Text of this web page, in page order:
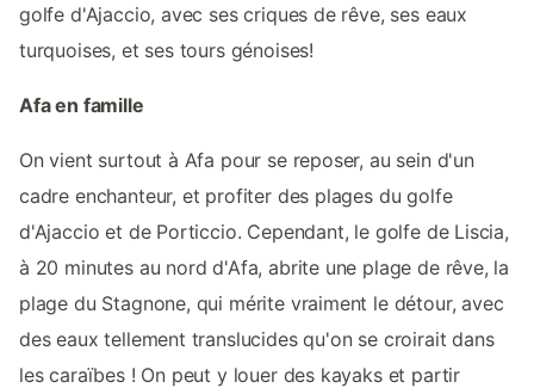
golfe d'Ajaccio, avec ses criques de rêve, ses eaux
turquoises, et ses tours génoises!
Afa en famille
On vient surtout à Afa pour se reposer, au sein d'un
cadre enchanteur, et profiter des plages du golfe
d'Ajaccio et de Porticcio. Cependant, le golfe de Liscia,
à 20 minutes au nord d'Afa, abrite une plage de rêve, la
plage du Stagnone, qui mérite vraiment le détour, avec
des eaux tellement translucides qu'on se croirait dans
les caraïbes ! On peut y louer des kayaks et partir